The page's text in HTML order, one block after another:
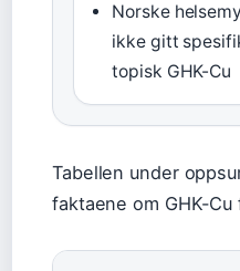
Norske
ikke gitt
topisk GHK-Cu
Tabellen under
faktaene om GHK-